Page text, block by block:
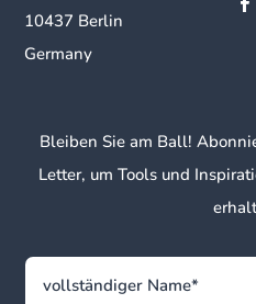
10437 Berlin
Germany
Bleiben Sie am Ball!
Letter, um Tools und